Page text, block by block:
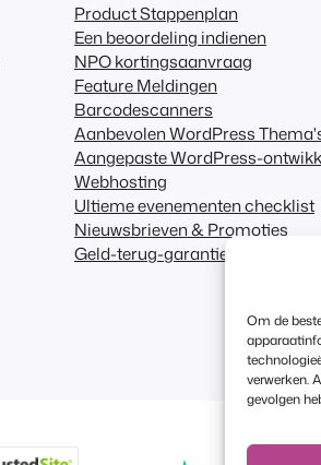
Om de
verwerken.
gevolgen
Product Stappenplan
Een beoordeling indienen
NPO kortingsaanvraag
Feature Meldingen
Barcodescanners
Aanbevolen WordPress
Aangepaste WordPress-
Webhosting
Ultieme evenementen checklist
Nieuwsbrieven & Promoties
Geld-terug-garantie